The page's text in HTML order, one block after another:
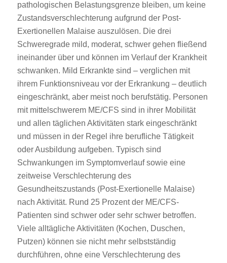
pathologischen Belastungsgrenze bleiben, um keine
Zustandsverschlechterung aufgrund der Post-
Exertionellen Malaise auszulösen. Die drei
Schweregrade mild, moderat, schwer gehen fließend
ineinander über und können im Verlauf der Krankheit
schwanken. Mild Erkrankte sind – verglichen mit
ihrem Funktionsniveau vor der Erkrankung – deutlich
eingeschränkt, aber meist noch berufstätig. Personen
mit mittelschwerem ME/CFS sind in ihrer Mobilität
und allen täglichen Aktivitäten stark eingeschränkt
und müssen in der Regel ihre berufliche Tätigkeit
oder Ausbildung aufgeben. Typisch sind
Schwankungen im Symptomverlauf sowie eine
zeitweise Verschlechterung des
Gesundheitszustands (Post-Exertionelle Malaise)
nach Aktivität. Rund 25 Prozent der ME/CFS-
Patienten sind schwer oder sehr schwer betroffen.
Viele alltägliche Aktivitäten (Kochen, Duschen,
Putzen) können sie nicht mehr selbstständig
durchführen, ohne eine Verschlechterung des